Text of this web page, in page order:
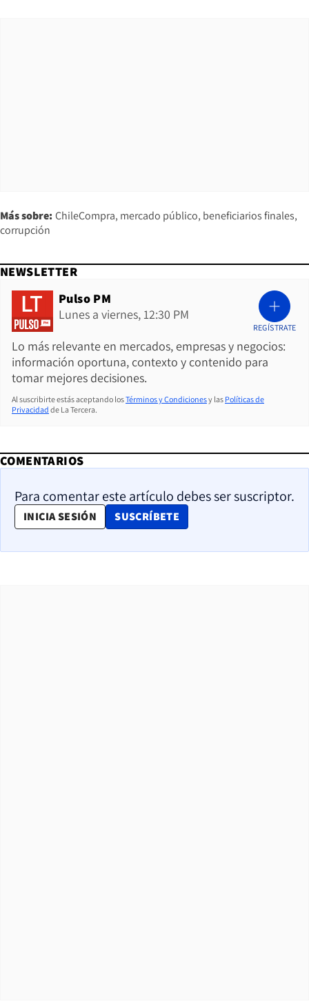
Más sobre: ChileCompra mercado público beneficiarios finales
corrupción
NEWSLETTER
Pulso PM
Lunes a viernes, 12:30 PM
Lo más relevante en mercados, empresas y negocios:
información oportuna, contexto y contenido para
tomar mejores decisiones.
REGÍSTRATE
Al suscribirte estás aceptando losTérminos y Condicionesy las Políticas de
Privacidad de La Tercera.
COMENTARIOS
Para comentar este artículo debes ser suscriptor.
INICIA SESIÓN SUSCRÍBETE
OPENS IN NEW WINDOW